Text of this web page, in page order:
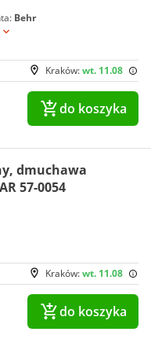
Behr
Kraków:wt. 11.08
do koszyka
dmuchawa
57-0054
Kraków:wt. 11.08
do koszyka